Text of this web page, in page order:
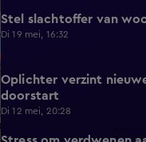
Stel slachtoffer van
Di 19 mei, 16:32
Oplichter verzint
doorstart
Di 12 mei, 20:28